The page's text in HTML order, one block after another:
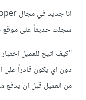
سجلت حديثاً على موقع
"كيف اتيح للعميل
دون اي يكون قادراً على
من العميل قبل ان يدفع